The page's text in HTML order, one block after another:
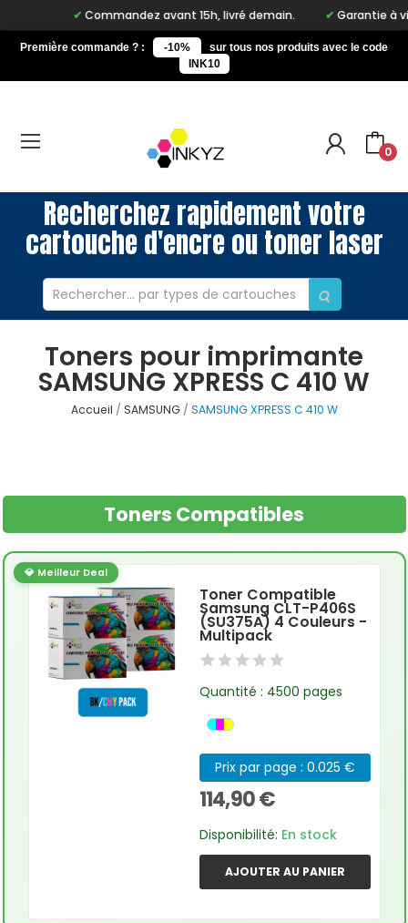
Commandez avant 15h, livré demain. Garantie à vie
Première commande ? : -10%
sur tous nos produits avec le code
INK10
0
Recherchez rapidement votre
cartouche d'encre ou toner laser
Toners pour imprimante
SAMSUNG XPRESS C 410 W
Accueil SAMSUNG SAMSUNG XPRESS C 410 W
Toners Compatibles
💎 Meilleur Deal
Toner Compatible
Samsung CLT-P406S
(SU375A) 4 Couleurs -
Multipack
Quantité : 4500 pages
Prix par page : 0.025 €
114,90 €
Disponibilité: En stock
AJOUTER AU PANIER